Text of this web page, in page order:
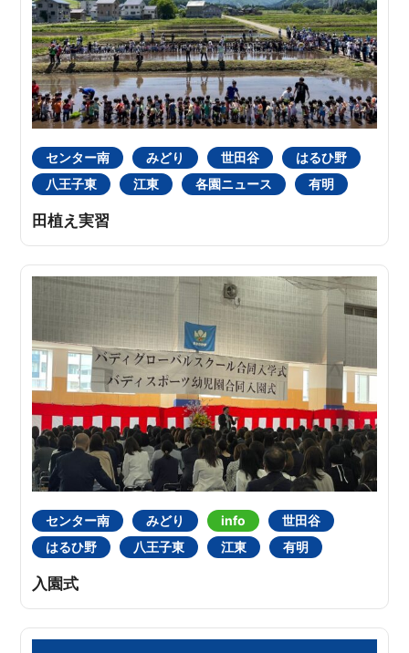
センター南 みどり 世田谷
はるひ野
八王子東
江東 各園ニュース 有明
田植え実習
センター南 みどり info
世田谷
はるひ野
八王子東 江東 有明
入園式